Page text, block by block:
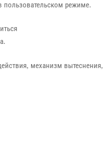
пользовательском режиме.
механизм вытеснения,